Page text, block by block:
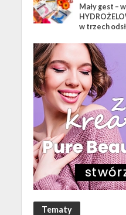
Mały gest –
w trzech
Tematy